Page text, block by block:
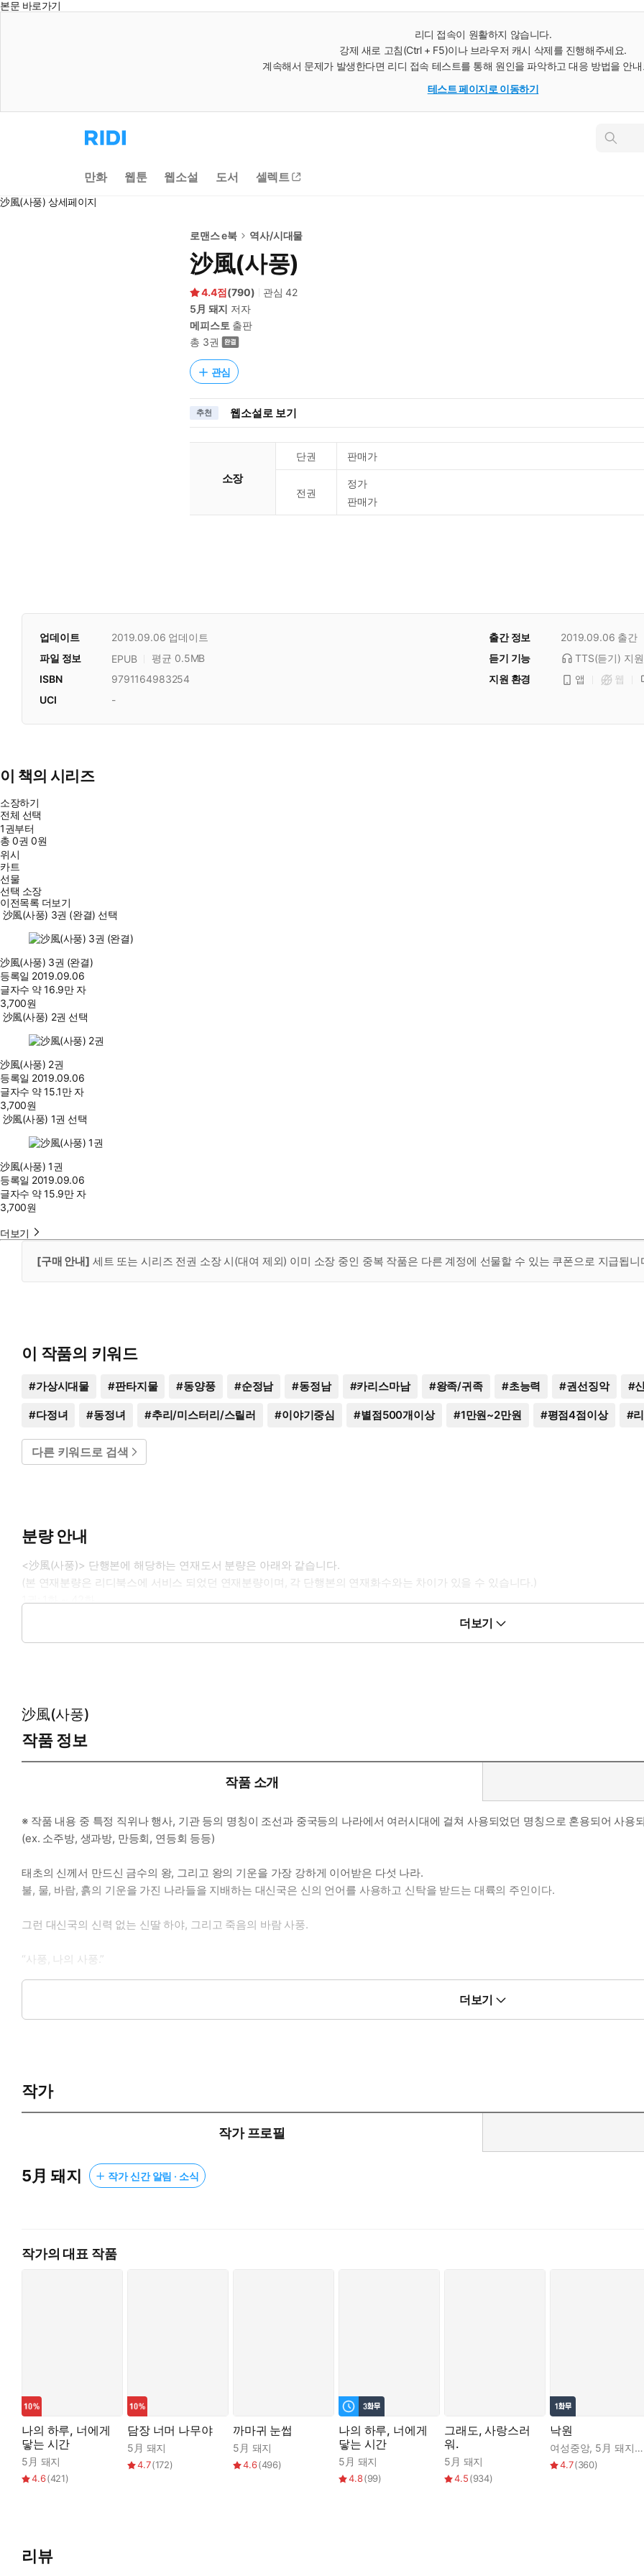
본문 바로가기
리디 접속이 원활하지 않습니다.
강제 새로 고침(Ctrl + F5)이나 브라우저 캐시 삭제를 진행해주세요.
계속해서 문제가 발생한다면 리디 접속 테스트를 통해 원인을 파악하고 대응 방법을 안
테스트 페이지로 이동하기
리
디
으
로
동
인
만화 웹툰 웹소설 도서 셀렉트
沙風(사풍) 상세페이지
로맨스 e북 역사/시대물
沙風(사풍)
4.4 (790) 관심42
5月 돼지 저자
메피스토 출판
총 3권
관심
추천 웹소설로 보기
소장
단권 판매가
전권
정가
판매가
업데이트 2019.09.06 업데이트 출간 정보 2019.09.06 출간
듣기 기능
TTS(듣기) 지원
파일 정보 EPUB
평균 0.5MB
지원 환경
앱 웹
ISBN
9791164983254
UCI
-
이 책의 시리즈
소장하기
전체 선택
1권부터
총0권 0원
위시
카트
선물
선택 소장
이전목록 더보기
沙風(사풍) 3권 (완결) 선택
沙風(사풍) 3권 (완결)
등록일 2019.09.06
글자수 약 16.9만 자
3,700원
沙風(사풍) 2권 선택
沙風(사풍) 2권
등록일 2019.09.06
글자수 약 15.1만 자
3,700원
沙風(사풍) 1권 선택
沙風(사풍) 1권
등록일 2019.09.06
글자수 약 15.9만 자
3,700원
더보기
[구매 안내] 세트 또는 시리즈 전권 소장 시(대여 제외) 이미 소장 중인 중복 작품은 다른 계정에 선물할 수 있는 쿠폰으로 지급됩니
이 작품의 키워드
#가상시대물 #판타지물 #동양풍 #순정남 #동정남 #카리스마남 #왕족/귀족 #초능력 #권선징악 #
#다정녀 #동정녀 #추리/미스터리/스릴러 #이야기중심 #별점500개이상 #1만원~2만원 #평점4점이상 #
다른 키워드로 검색
분량 안내
<沙風(사풍)> 단행본에 해당하는 연재도서 분량은 아래와 같습니다.
(본 연재분량은 리디북스에 서비스 되었던 연재분량이며, 각 단행본의 연재화수와는 차이가 있을 수 있습니다.)
1권: 1화 ~ 42화
더보기
沙風(사풍)
작품 정보
작품 소개
※ 작품 내용 중 특정 직위나 행사, 기관 등의 명칭이 조선과 중국등의 나라에서 여러시대에 걸쳐 사용되었던 명칭으로 혼용되어 사용
(ex. 소주방, 생과방, 만등회, 연등회 등등)
태초의 신께서 만드신 금수의 왕, 그리고 왕의 기운을 가장 강하게 이어받은 다섯 나라.
불, 물, 바람, 흙의 기운을 가진 나라들을 지배하는 대신국은 신의 언어를 사용하고 신탁을 받드는 대륙의 주인이다.
그런 대신국의 신력 없는 신딸 하야, 그리고 죽음의 바람 사풍.
“사풍, 나의 사풍.”
더보기
작가
작가 프로필
5月 돼지 작가 신간 알림 · 소식
작가의 대표 작품
나의 하루, 너에게
닿는 시간
5月 돼지
4.6(421)
담장 너머 나무야
5月 돼지
4.7(172)
까마귀 눈썹
5月 돼지
4.6(496)
나의 하루, 너에게
닿는 시간
5月 돼지
4.8(99)
그래도, 사랑스러
워.
5月 돼지
4.5(934)
낙원
여성중앙, 5月 돼지,
4.7(360)
리뷰